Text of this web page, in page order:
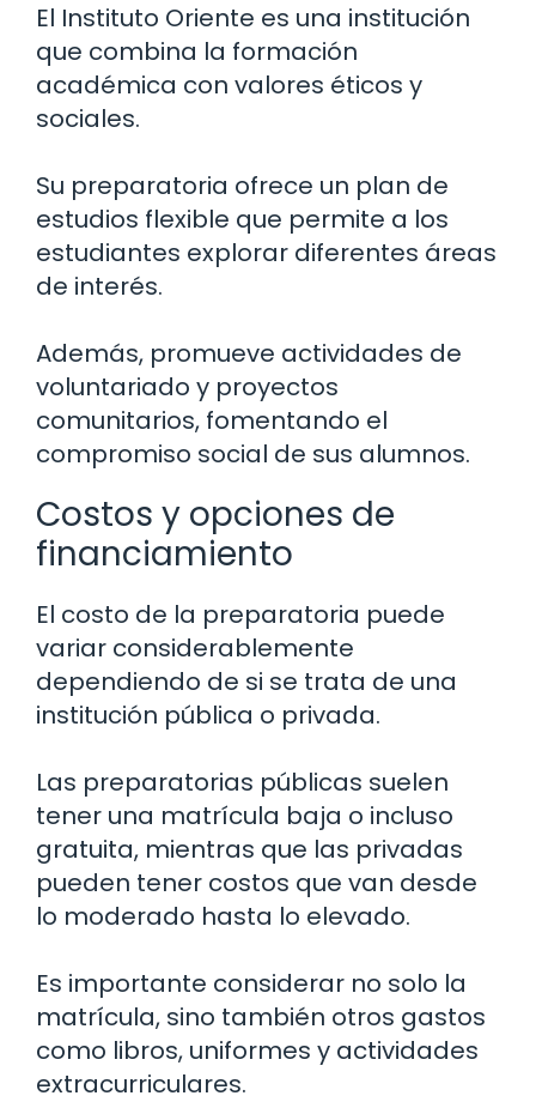
El Instituto Oriente es una institución
que combina la formación
académica con valores éticos y
sociales.
Su preparatoria ofrece un plan de
estudios flexible que permite a los
estudiantes explorar diferentes áreas
de interés.
Además, promueve actividades de
voluntariado y proyectos
comunitarios, fomentando el
compromiso social de sus alumnos.
Costos y opciones de
financiamiento
El costo de la preparatoria puede
variar considerablemente
dependiendo de si se trata de una
institución pública o privada.
Las preparatorias públicas suelen
tener una matrícula baja o incluso
gratuita, mientras que las privadas
pueden tener costos que van desde
lo moderado hasta lo elevado.
Es importante considerar no solo la
matrícula, sino también otros gastos
como libros, uniformes y actividades
extracurriculares.